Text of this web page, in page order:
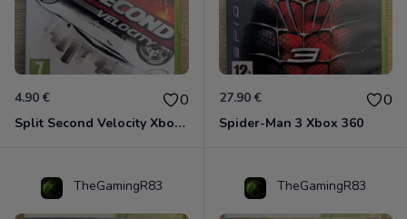
4.90 € 0
Split Second Velocity Xbox 360
27.90 € 0
Spider-Man 3 Xbox 360
TheGamingR83 TheGamingR83